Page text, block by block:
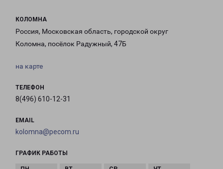
КОЛОМНА
Россия, Московская область, городской округ
Коломна, посёлок Радужный, 47Б
на карте
ТЕЛЕФОН
8(496) 610-12-31
EMAIL
kolomna@pecom.ru
ГРАФИК РАБОТЫ